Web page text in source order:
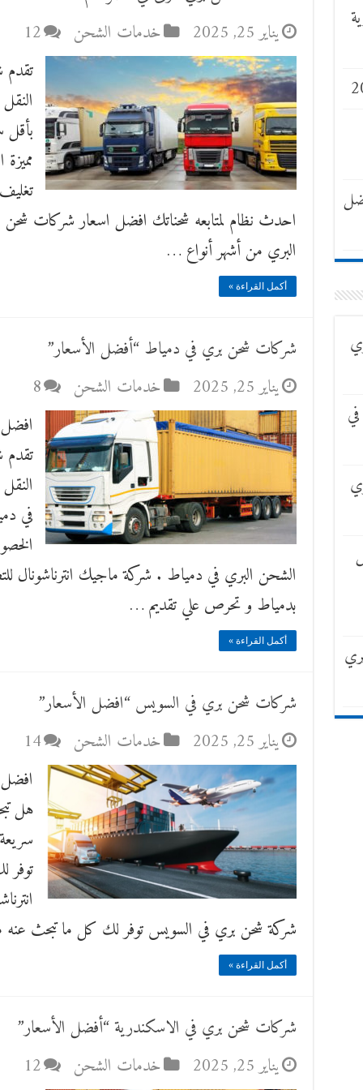
يناير 25, 2025
خدمات الشحن
12
تقدم
البري من أشهر أنواع …
أكمل القراءة »
شركات شحن بري في دمياط “أفضل الأسعار”
يناير 25, 2025
خدمات الشحن 8
تقدم
في
الشحن البري في دمياط . شركة ماجيك انترناشونال
بدمياط و تحرص علي تقديم …
أكمل القراءة »
شركات شحن بري في السويس “افضل الأسعار”
يناير 25, 2025
خدمات الشحن 14
هل
شركة شحن بري في السويس توفر لك كل ما تبحث
أكمل القراءة »
شركات شحن بري في الاسكندرية “أفضل الأسعار”
يناير 25, 2025
خدمات الشحن
12